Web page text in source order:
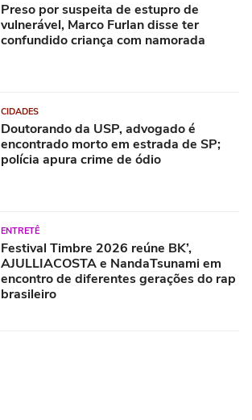
Preso por suspeita de estupro de
vulnerável, Marco Furlan disse ter
confundido criança com namorada
CIDADES
Doutorando da USP, advogado é
encontrado morto em estrada de SP;
polícia apura crime de ódio
ENTRETÊ
Festival Timbre 2026 reúne BK’,
AJULLIACOSTA e NandaTsunami em
encontro de diferentes gerações do rap
brasileiro